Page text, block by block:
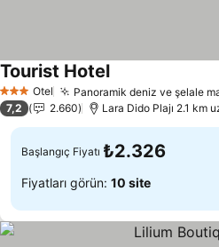
3 YıldızOtel Panoramik deniz ve şelale
Tourist Hotel
7,2 2.660 Lara Dido Plajı 2.1 km
Başlangıç Fiyatı ₺2.326
Fiyatları görün: 10 site